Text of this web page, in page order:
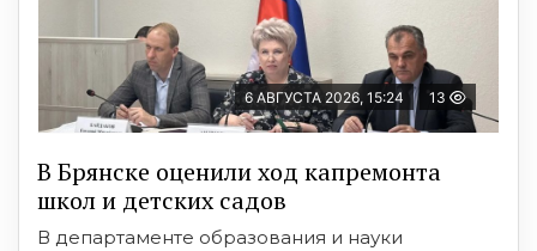
6 АВГУСТА 2026, 15:24 13
В Брянске оценили ход капремонта
школ и детских садов
В департаменте образования и науки